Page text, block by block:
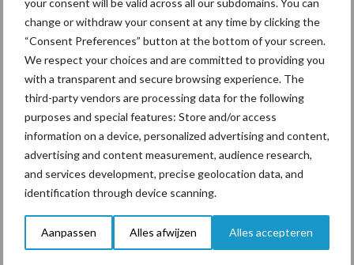
change or withdraw your consent at any time by clicking the
“Consent Preferences” button at the bottom of your screen.
We respect your choices and are committed to providing you
with a transparent and secure browsing experience. The
third-party vendors are processing data for the following
purposes and special features: Store and/or access
information on a device, personalized advertising and content,
advertising and content measurement, audience research,
and services development, precise geolocation data, and
identification through device scanning.
Aanpassen Alles afwijzen Alles accepteren
Themapagina's
Diergezondheid Bemesting Fokkerij
Bedrijfsnieuws
Ligbox &
Voerhekken
Toon meer